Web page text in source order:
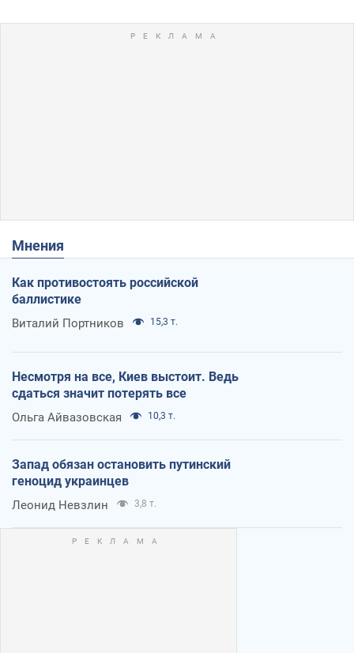
Мнения
Как противостоять российской
баллистике
Виталий Портников 15,3 т.
Несмотря на все, Киев выстоит. Ведь
сдаться значит потерять все
Ольга Айвазовская 10,3 т.
Запад обязан остановить путинский
геноцид украинцев
Леонид Невзлин 3,8 т.